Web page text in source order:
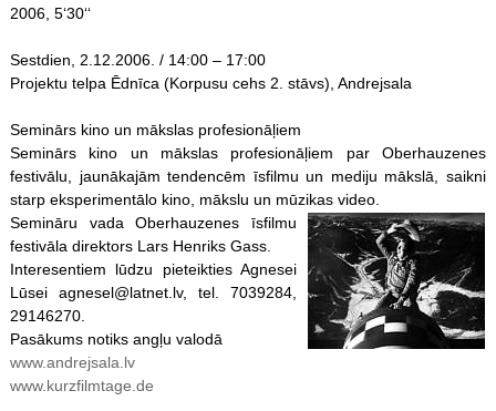
2006, 5‘30‘‘
Sestdien, 2.12.2006. / 14:00 – 17:00
Projektu telpa Ēdnīca (Korpusu cehs 2. stāvs), Andrejsala
Seminārs kino un mākslas profesionāļiem
Seminārs kino un mākslas profesionāļiem par Oberhauzenes
festivālu, jaunākajām tendencēm īsfilmu un mediju mākslā, saikni
starp eksperimentālo kino, mākslu un mūzikas video.
Semināru vada Oberhauzenes īsfilmu
festivāla direktors Lars Henriks Gass.
Interesentiem lūdzu pieteikties Agnesei
Lūsei agnesel@latnet.lv, tel. 7039284,
29146270.
Pasākums notiks angļu valodā
www.andrejsala.lv
www.kurzfilmtage.de